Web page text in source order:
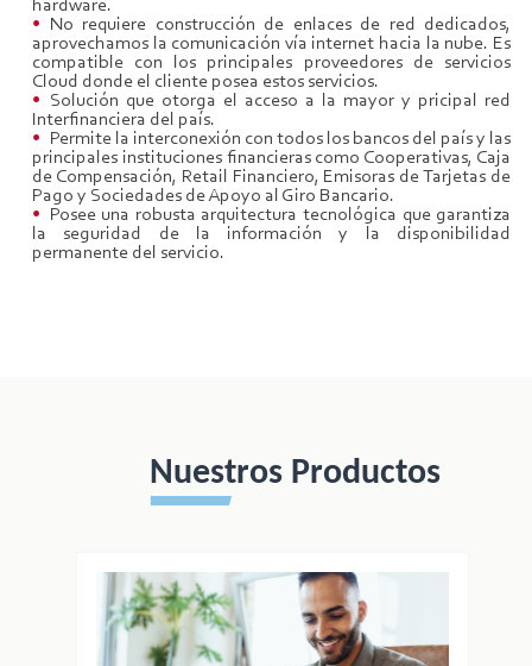
hardware.
No requiere construcción de enlaces de red dedicados,
aprovechamos la comunicación vía internet hacia la nube. Es
compatible con los principales proveedores de servicios
Cloud donde el cliente posea estos servicios.
Solución que otorga el acceso a la mayor y pricipal red
Interfinanciera del país.
Permite la interconexión con todos los bancos del país y las
principales instituciones financieras como Cooperativas, Caja
de Compensación, Retail Financiero, Emisoras de Tarjetas de
Pago y Sociedades de Apoyo al Giro Bancario.
Posee una robusta arquitectura tecnológica que garantiza
la seguridad de la información y la disponibilidad
permanente del servicio.
Nuestros Productos